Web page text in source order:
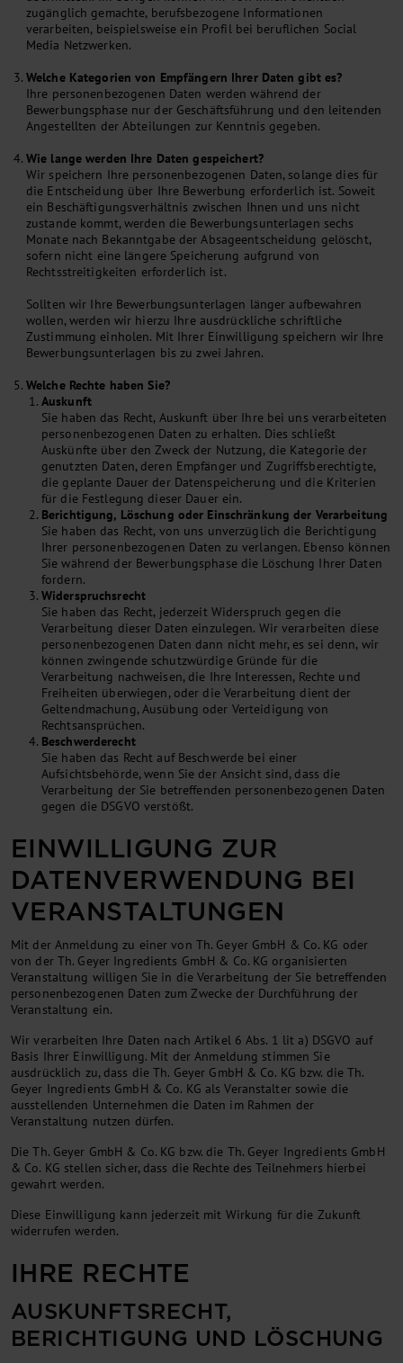
zugänglich gemachte, berufsbezogene Informationen
verarbeiten, beispielsweise ein Profil bei beruflichen Social
Media Netzwerken.
Welche Kategorien von Empfängern Ihrer Daten gibt es?
Ihre personenbezogenen Daten werden während der
Bewerbungsphase nur der Geschäftsführung und den leitenden
Angestellten der Abteilungen zur Kenntnis gegeben.
Wie lange werden Ihre Daten gespeichert?
Wir speichern Ihre personenbezogenen Daten, solange dies für
die Entscheidung über Ihre Bewerbung erforderlich ist. Soweit
ein Beschäftigungsverhältnis zwischen Ihnen und uns nicht
zustande kommt, werden die Bewerbungsunterlagen sechs
Monate nach Bekanntgabe der Absageentscheidung gelöscht,
sofern nicht eine längere Speicherung aufgrund von
Rechtsstreitigkeiten erforderlich ist.
Sollten wir Ihre Bewerbungsunterlagen länger aufbewahren
wollen, werden wir hierzu Ihre ausdrückliche schriftliche
Zustimmung einholen. Mit Ihrer Einwilligung speichern wir Ihre
Bewerbungsunterlagen bis zu zwei Jahren.
Welche Rechte haben Sie?
Auskunft
Sie haben das Recht, Auskunft über Ihre bei uns verarbeiteten
personenbezogenen Daten zu erhalten. Dies schließt
Auskünfte über den Zweck der Nutzung, die Kategorie der
genutzten Daten, deren Empfänger und Zugriffsberechtigte,
die geplante Dauer der Datenspeicherung und die Kriterien
für die Festlegung dieser Dauer ein.
Berichtigung, Löschung oder Einschränkung der Verarbeitung
Sie haben das Recht, von uns unverzüglich die Berichtigung
Ihrer personenbezogenen Daten zu verlangen. Ebenso können
Sie während der Bewerbungsphase die Löschung Ihrer Daten
fordern.
Widerspruchsrecht
Sie haben das Recht, jederzeit Widerspruch gegen die
Verarbeitung dieser Daten einzulegen. Wir verarbeiten diese
personenbezogenen Daten dann nicht mehr, es sei denn, wir
können zwingende schutzwürdige Gründe für die
Verarbeitung nachweisen, die Ihre Interessen, Rechte und
Freiheiten überwiegen, oder die Verarbeitung dient der
Geltendmachung, Ausübung oder Verteidigung von
Rechtsansprüchen.
Beschwerderecht
Sie haben das Recht auf Beschwerde bei einer
Aufsichtsbehörde, wenn Sie der Ansicht sind, dass die
Verarbeitung der Sie betreffenden personenbezogenen Daten
gegen die DSGVO verstößt.
EINWILLIGUNG ZUR
DATENVERWENDUNG BEI
VERANSTALTUNGEN
Mit der Anmeldung zu einer von Th. Geyer GmbH & Co. KG oder
von der Th. Geyer Ingredients GmbH & Co. KG organisierten
Veranstaltung willigen Sie in die Verarbeitung der Sie betreffenden
personenbezogenen Daten zum Zwecke der Durchführung der
Veranstaltung ein.
Wir verarbeiten Ihre Daten nach Artikel 6 Abs. 1 lit a) DSGVO auf
Basis Ihrer Einwilligung. Mit der Anmeldung stimmen Sie
ausdrücklich zu, dass die Th. Geyer GmbH & Co. KG bzw. die Th.
Geyer Ingredients GmbH & Co. KG als Veranstalter sowie die
ausstellenden Unternehmen die Daten im Rahmen der
Veranstaltung nutzen dürfen.
Die Th. Geyer GmbH & Co. KG bzw. die Th. Geyer Ingredients GmbH
& Co. KG stellen sicher, dass die Rechte des Teilnehmers hierbei
gewahrt werden.
Diese Einwilligung kann jederzeit mit Wirkung für die Zukunft
widerrufen werden.
IHRE RECHTE
AUSKUNFTSRECHT,
BERICHTIGUNG UND LÖSCHUNG